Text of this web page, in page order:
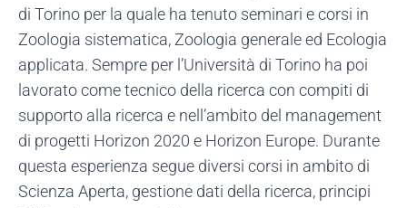
di Torino per la quale ha tenuto seminari e corsi in
Zoologia sistematica, Zoologia generale ed Ecologia
applicata. Sempre per l’Università di Torino ha poi
lavorato come tecnico della ricerca con compiti di
supporto alla ricerca e nell’ambito del management
di progetti Horizon 2020 e Horizon Europe. Durante
questa esperienza segue diversi corsi in ambito di
Scienza Aperta, gestione dati della ricerca, principi